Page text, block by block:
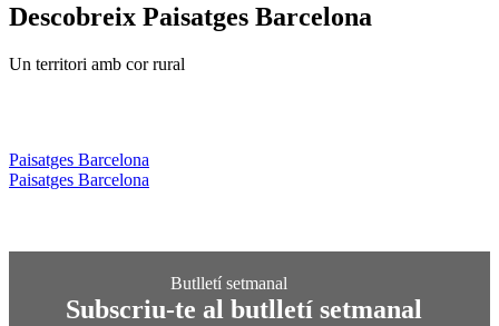
Descobreix Paisatges Barcelona
Un territori amb cor rural
Paisatges Barcelona
Paisatges Barcelona
Subscriu-te al butlletí setmanal